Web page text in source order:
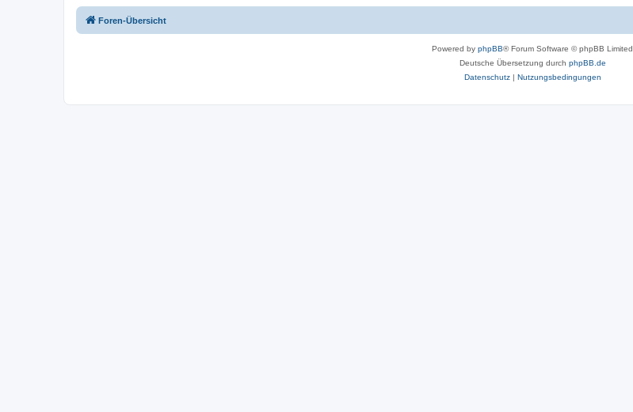
Foren-Übersicht
Powered by phpBB® Forum Software © phpBB Limited
Deutsche Übersetzung durch phpBB.de
Datenschutz| Nutzungsbedingungen